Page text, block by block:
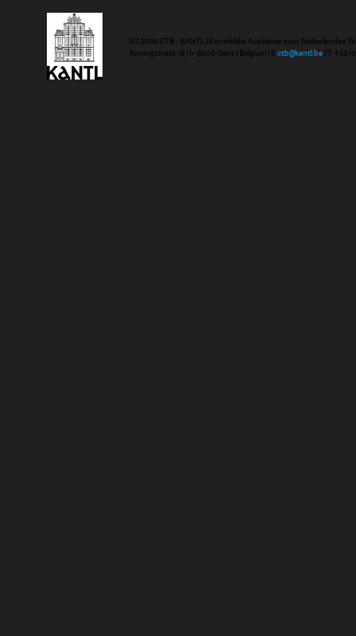
(C) 2020 CTB - KANTL | Koninklijke Academie voor Nederlandse
Koningstraat 18 | b-9000 Gent | Belgium | E ctb@kantl.be | T +32